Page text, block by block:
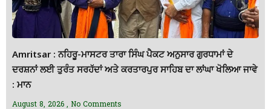
Amritsar : ਨਹਿਰੂ-ਮਾਸਟਰ ਤਾਰਾ ਸਿੰਘ ਪੈਕਟ ਅਨੁਸਾਰ ਗੁਰਧਾਮਾਂ ਦੇ
ਦਰਸ਼ਨਾਂ ਲਈ ਤੁਰੰਤ ਸਰਹੱਦਾਂ ਅਤੇ ਕਰਤਾਰਪੁਰ ਸਾਹਿਬ ਦਾ ਲਾਂਘਾ ਖੋਲਿਆ ਜਾਵੇ
: ਮਾਨ
August 8, 2026 No Comments